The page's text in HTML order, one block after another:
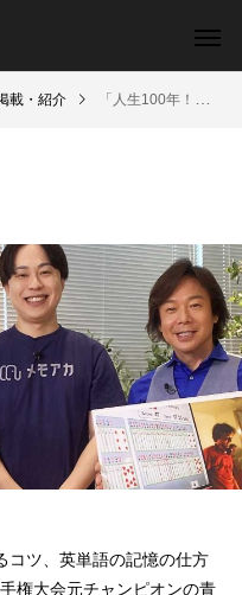
載・紹介 「人生100年！大人カフェ」
コツ、英単語の記憶の仕方
権大会元チャンピオンの青